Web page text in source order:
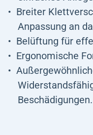
Breiter
Anpassung an
Belüftung für
Ergonomische
Beschädigungen.